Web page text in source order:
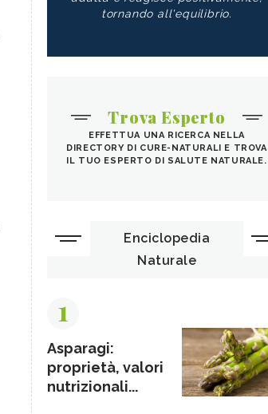
tornando all'equilibrio.
Trova Esperto
EFFETTUA UNA RICERCA NELLA
DIRECTORY DI CURE-NATURALI E TROVA
IL TUO ESPERTO DI SALUTE NATURALE.
Enciclopedia
Naturale
1
Asparagi:
proprietà, valori
nutrizionali...